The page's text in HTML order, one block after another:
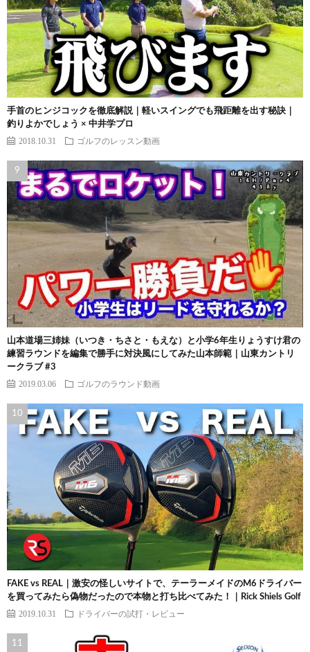
手首のヒンジコックを徹底解説｜軽いスイングでも飛距離を出す秘訣｜
釣りよかでしょう × 中井学プロ
2018.10.31 ゴルフのレッスン動画
山本道場三姉妹（いつき・ちさと・もえな）と小学6年生りょうすけ君の
練習ラウンドを編集で勝手に対決風にしてみた山本師範｜山東カントリ
ークラブ #3
2019.03.06 ゴルフのラウンド動画
FAKE vs REAL｜激安の怪しいサイトで、テーラーメイドのM6ドライバー
を買ってみたら偽物だったので本物と打ち比べてみた！｜Rick Shiels Golf
2019.10.31 ドライバーの試打・レビュー